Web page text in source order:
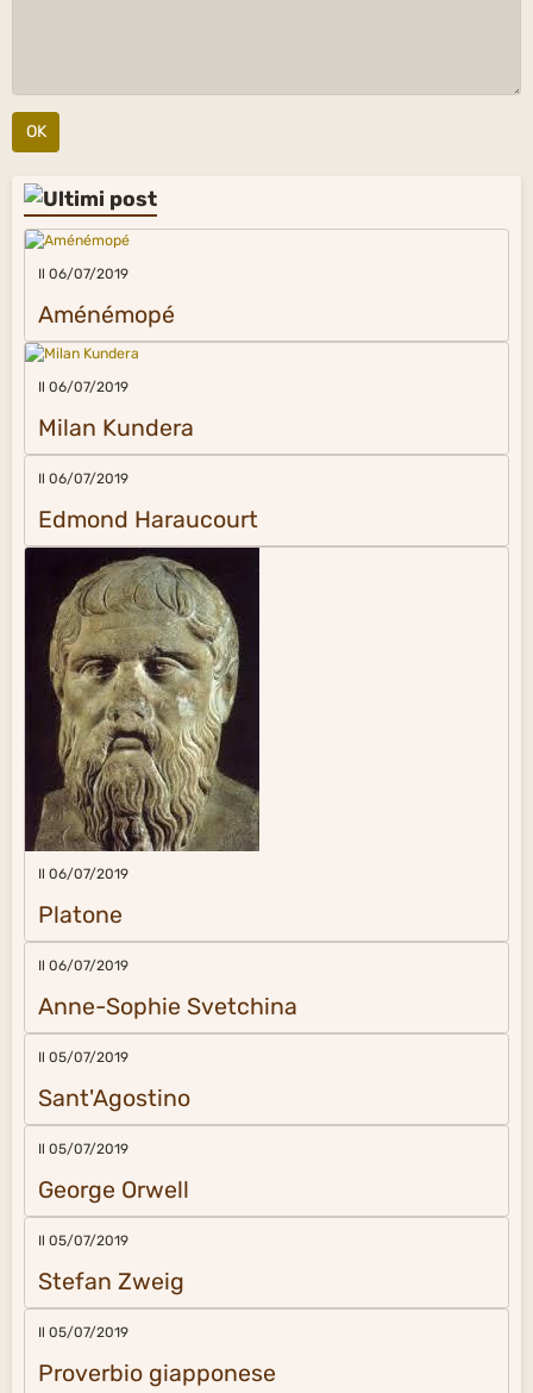
OK
Il 06/07/2019
Aménémopé
Il 06/07/2019
Milan Kundera
Il 06/07/2019
Edmond Haraucourt
Il 06/07/2019
Platone
Il 06/07/2019
Anne-Sophie Svetchina
Il 05/07/2019
Sant'Agostino
Il 05/07/2019
George Orwell
Il 05/07/2019
Stefan Zweig
Il 05/07/2019
Proverbio giapponese